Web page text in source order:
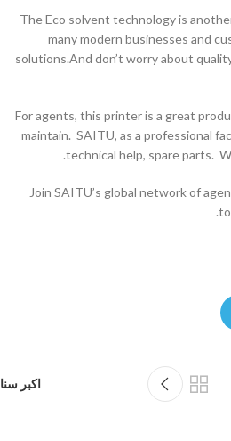
The Eco solvent technology is
many modern businesses and
solutions.And don’t worry about
For agents, this printer is a great
maintain. SAITU, as a professional
technical help, spare parts.
Join SAITU’s global network of
اكبر سنا